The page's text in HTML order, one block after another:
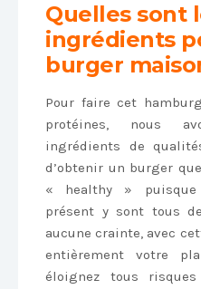
Quelles sont
ingrédients
burger
Pour faire cet
protéines, nous
ingrédients de
d’obtenir un burger
« healthy »
présent y sont tous
aucune crainte, avec
entièrement votre
éloignez tous